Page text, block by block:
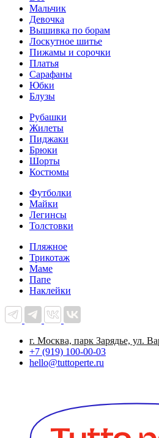
Мальчик
Девочка
Вышивка по борам
Лоскутное шитье
Пижамы и сорочки
Платья
Сарафаны
Юбки
Блузы
Рубашки
Жилеты
Пиджаки
Брюки
Шорты
Костюмы
Футболки
Майки
Легинсы
Толстовки
Пляжное
Трикотаж
Маме
Папе
Наклейки
г. Москва, парк Зарядье, ул.
+7 (919) 100-00-03
hello@tuttoperte.ru